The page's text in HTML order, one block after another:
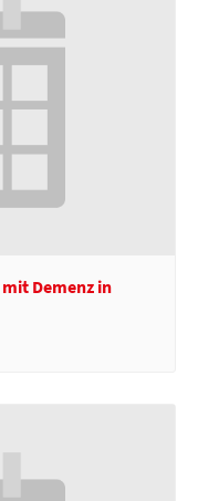
Demenz in